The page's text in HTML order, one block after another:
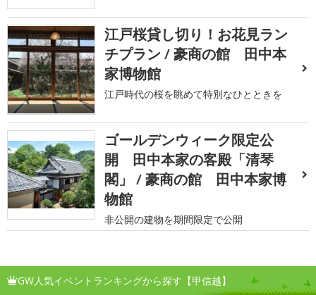
江戸桜貸し切り！お花見ラン
チプラン / 豪商の館 田中本
家博物館
江戸時代の桜を眺めて特別なひとときを
ゴールデンウィーク限定公
開 田中本家の客殿「清琴
閣」 / 豪商の館 田中本家博
物館
非公開の建物を期間限定で公開
GW人気イベントランキングから探す【甲信越】